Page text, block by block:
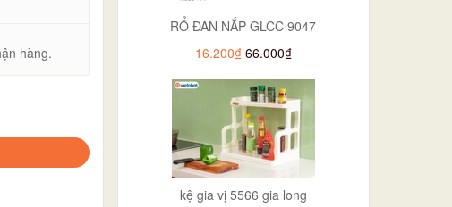
hàng.
RỔ ĐAN NẮP GLCC 9047
16.200₫ 66.000₫
kệ gia vị 5566 gia long